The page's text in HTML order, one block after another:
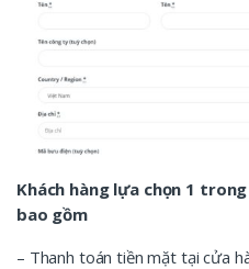
Khách hàng lựa chọn 1
bao gồm
– Thanh toán tiền mặt tại cửa